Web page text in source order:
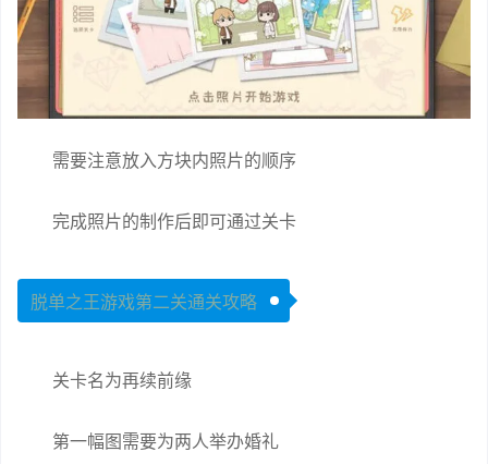
需要注意放入方块内照片的顺序
完成照片的制作后即可通过关卡
脱单之王游戏第二关通关攻略
关卡名为再续前缘
第一幅图需要为两人举办婚礼